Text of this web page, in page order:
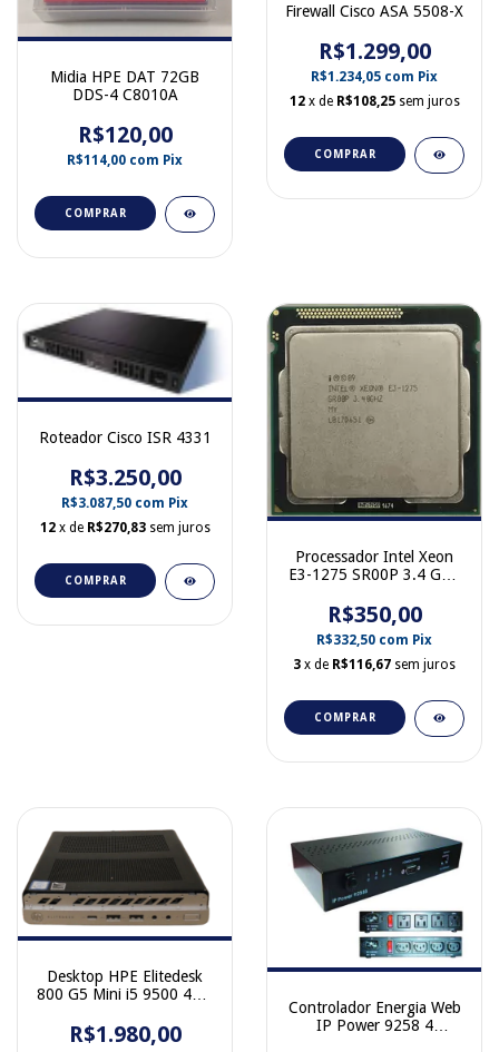
Midia HPE DAT 72GB
DDS-4 C8010A
R$120,00
R$114,00 com Pix
COMPRAR
Firewall Cisco ASA 5508-X
R$1.299,00
R$1.234,05 com Pix
12 x de R$108,25 sem juros
COMPRAR
Roteador Cisco ISR 4331
R$3.250,00
R$3.087,50 com Pix
12 x de R$270,83 sem juros
COMPRAR
Processador Intel Xeon
E3-1275 SR00P 3.4 GHz
LGA1155 TDP 95 W
R$350,00
R$332,50 com Pix
3 x de R$116,67 sem juros
COMPRAR
Desktop HPE Elitedesk
800 G5 Mini i5 9500 4GB
Windows 10 Pro 9DQ87
R$1.980,00
Controlador Energia Web
IP Power 9258 4